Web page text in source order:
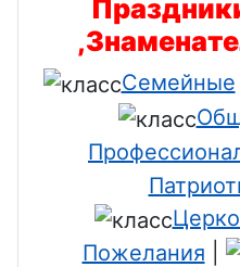
сурдоперев
одчика
День
сельского
хозяйства
пищевика
День
День
День
День
Семейные
Пожелания